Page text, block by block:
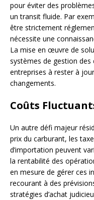
pour éviter des
un transit fluide. Par
être strictement
nécessite une
La mise en œuvre de
systèmes de gestion
entreprises à rester à
changements.
Coûts
Un autre défi majeur
prix du carburant, les
d’importation peuvent
la rentabilité des
en mesure de gérer ces
recourant à des
stratégies d’achat